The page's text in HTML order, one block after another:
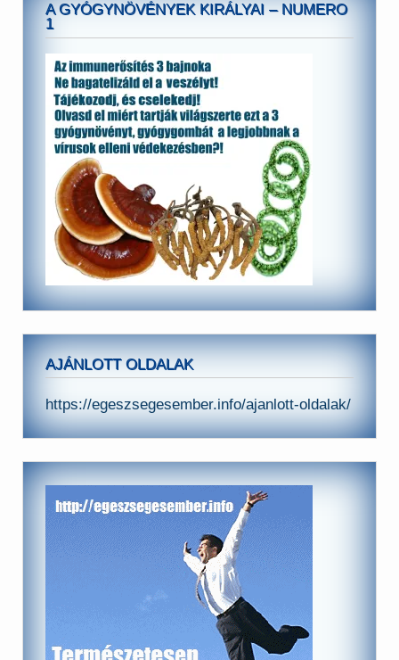
A GYÓGYNÖVÉNYEK KIRÁLYAI – NUMERO
1
AJÁNLOTT OLDALAK
https://egeszsegesember.info/ajanlott-oldalak/